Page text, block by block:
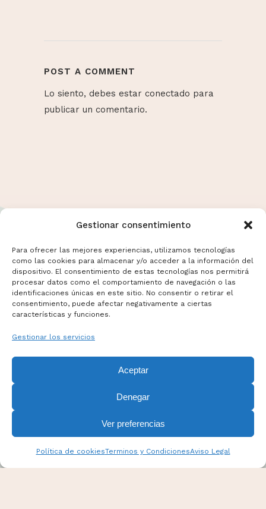
Gestionar consentimiento
Para ofrecer las mejores experiencias, utilizamos tecnologías
como las cookies para almacenar y/o acceder a la información del
dispositivo. El consentimiento de estas tecnologías nos permitirá
procesar datos como el comportamiento de navegación o las
identificaciones únicas en este sitio. No consentir o retirar el
consentimiento, puede afectar negativamente a ciertas
características y funciones.
Gestionar los servicios
Aceptar
Denegar
Ver preferencias
Política de cookiesTerminos y CondicionesAviso Legal
POST A COMMENT
Lo siento, debes estar conectado para
publicar un comentario.
Términos y Condiciones
Aviso Legal
Politicas de Cookies